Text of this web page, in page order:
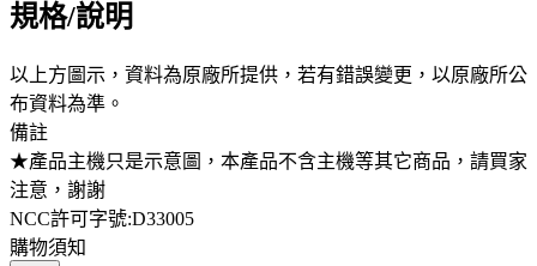
規格/說明
以上方圖示，資料為原廠所提供，若有錯誤變更，以原廠所公
布資料為準。
備註
★產品主機只是示意圖，本產品不含主機等其它商品，請買家
注意，謝謝
NCC許可字號:D33005
購物須知